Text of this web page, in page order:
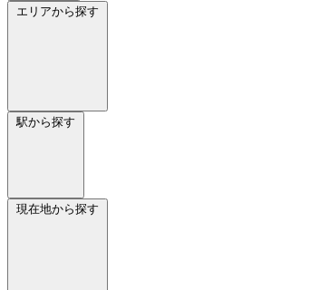
エリアから探す
駅から探す
現在地から探す